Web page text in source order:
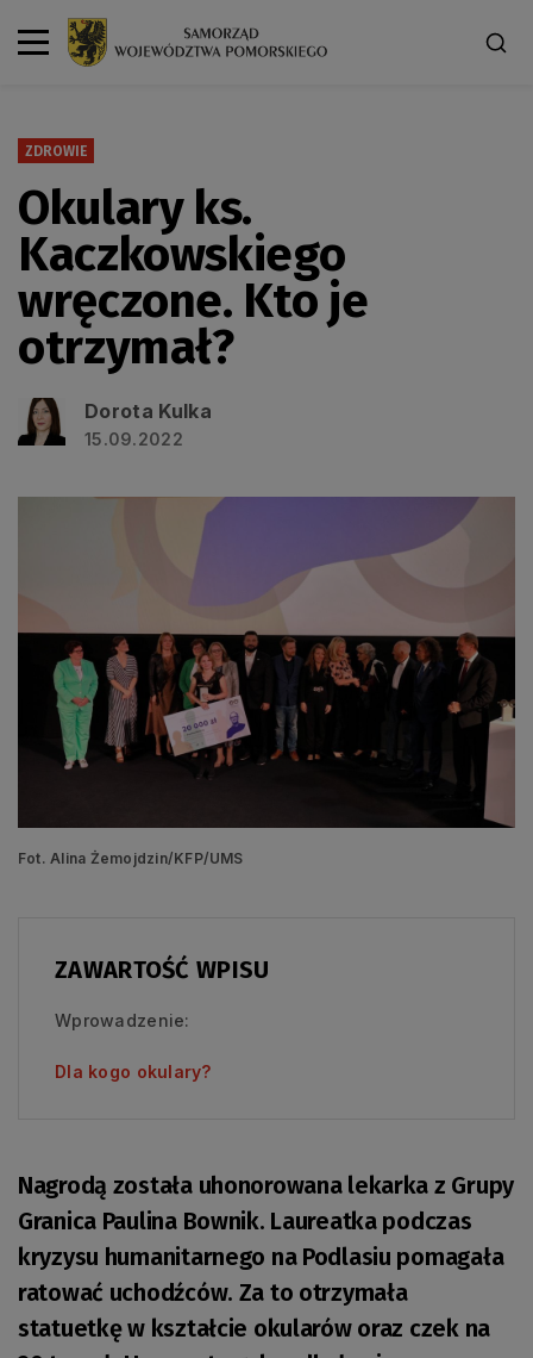
ZDROWIE
Okulary ks.
Kaczkowskiego
wręczone. Kto je
otrzymał?
Dorota Kulka
15.09.2022
Fot. Alina Żemojdzin/KFP/UMS
ZAWARTOŚĆ WPISU
Wprowadzenie:
Dla kogo okulary?
Nagrodą została uhonorowana lekarka z Grupy
Granica Paulina Bownik. Laureatka podczas
kryzysu humanitarnego na Podlasiu pomagała
ratować uchodźców. Za to otrzymała
statuetkę w kształcie okularów oraz czek na